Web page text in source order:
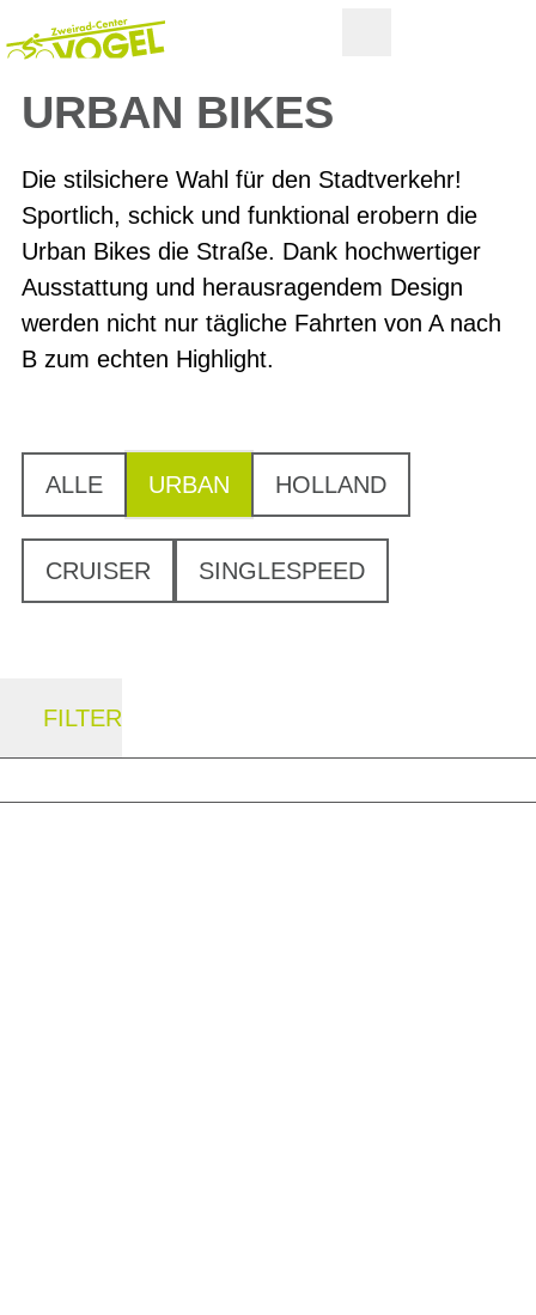
URBAN BIKES
Die stilsichere Wahl für den Stadtverkehr!
Sportlich, schick und funktional erobern die
Urban Bikes die Straße. Dank hochwertiger
Ausstattung und herausragendem Design
werden nicht nur tägliche Fahrten von A nach
B zum echten Highlight.
ALLE URBAN HOLLAND
CRUISER SINGLESPEED
FILTER